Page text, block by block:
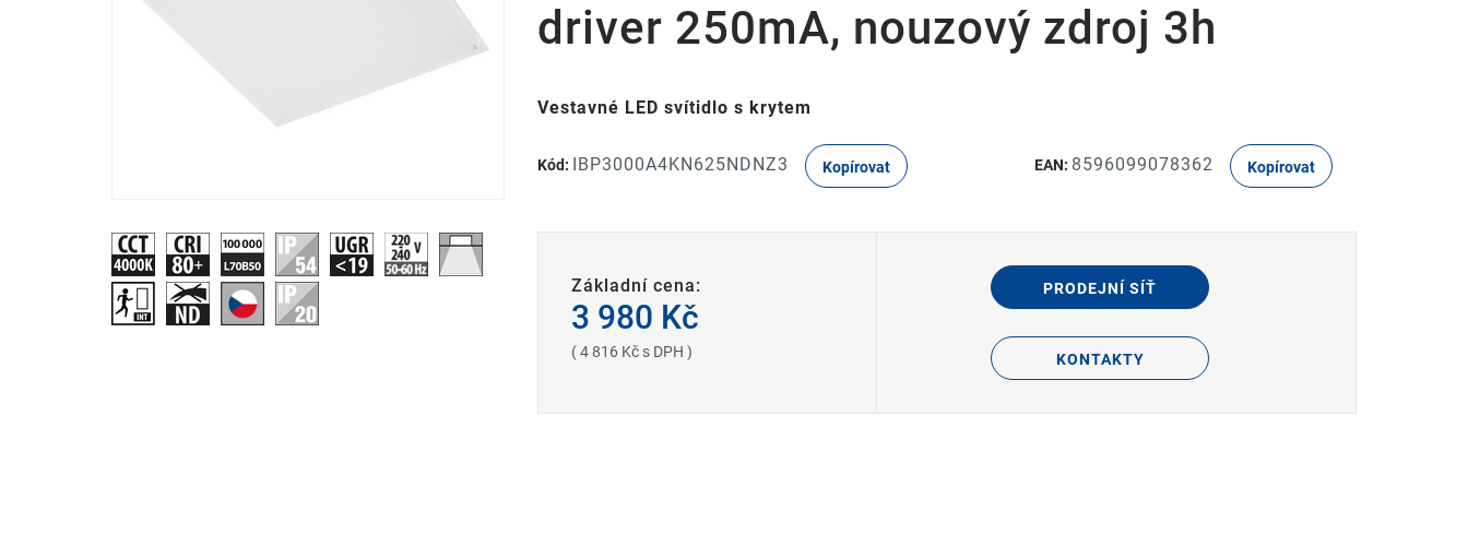
driver 250mA, nouzový zdroj 3h
Vestavné LED svítidlo s krytem
Kód: IBP3000A4KN625NDNZ3 Kopírovat EAN: 8596099078362 Kopírovat
Základní cena:
3 980 Kč
( 4 816 Kč s DPH )
PRODEJNÍ SÍŤ
KONTAKTY